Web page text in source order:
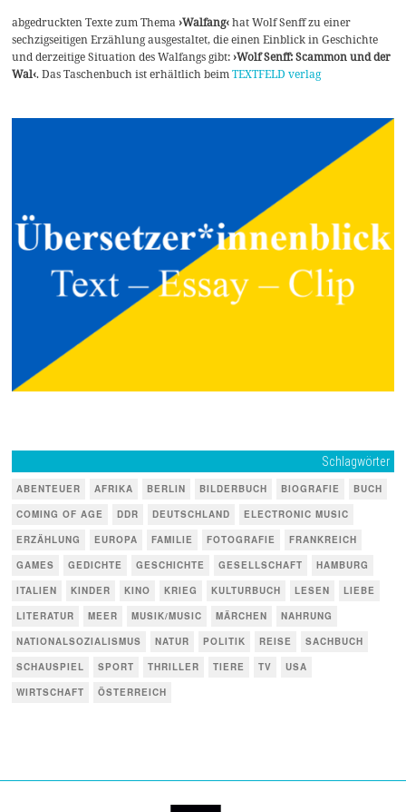
abgedruckten Texte zum Thema›Walfang‹hat Wolf Senff zu einer
sechzigseitigen Erzählung ausgestaltet, die einen Einblick in Geschichte
und derzeitige Situation des Walfangs gibt:›Wolf Senff: Scammon und der
Wal‹. Das Taschenbuch ist erhältlich beimTEXTFELD verlag
Schlagwörter
ABENTEUER AFRIKA BERLIN BILDERBUCH BIOGRAFIE
BUCH
COMING OF AGE
DDR DEUTSCHLAND
ELECTRONIC MUSIC
ERZÄHLUNG
EUROPA FAMILIE FOTOGRAFIE
FRANKREICH
GAMES
GEDICHTE GESCHICHTE GESELLSCHAFT
HAMBURG
ITALIEN
KINDER KINO KRIEG KULTURBUCH LESEN
LIEBE
LITERATUR
MEER MUSIK/MUSIC MÄRCHEN
NAHRUNG
NATIONALSOZIALISMUS
NATUR POLITIK REISE
SACHBUCH
SCHAUSPIEL
SPORT THRILLER TIERE TV
USA
WIRTSCHAFT
ÖSTERREICH